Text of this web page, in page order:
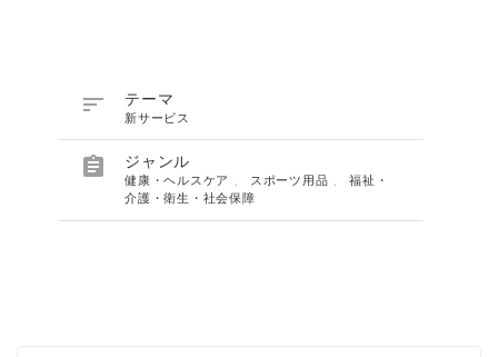
 テーマ
新サービス
 ジャンル
健康・ヘルスケア スポーツ用品 、福祉・
介護・衛生・社会保障